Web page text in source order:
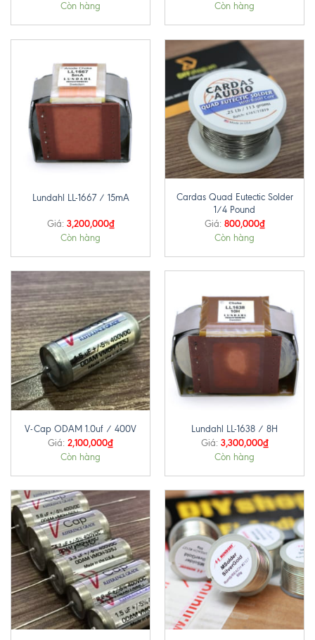
Còn hàng Còn hàng
Lundahl LL-1667 / 15mA
Giá: 3,200,000₫
Còn hàng
Cardas Quad Eutectic Solder
1/4 Pound
Giá: 800,000₫
Còn hàng
V-Cap ODAM 1.0uf / 400V
Giá: 2,100,000₫
Còn hàng
Lundahl LL-1638 / 8H
Giá: 3,300,000₫
Còn hàng